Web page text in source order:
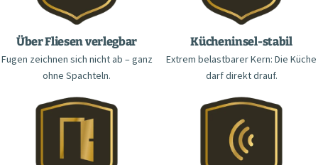
Über Fliesen verlegbar
Fugen zeichnen sich nicht ab – ganz
ohne Spachteln.
Kücheninsel-stabil
Extrem belastbarer Kern: Die Küche
darf direkt drauf.